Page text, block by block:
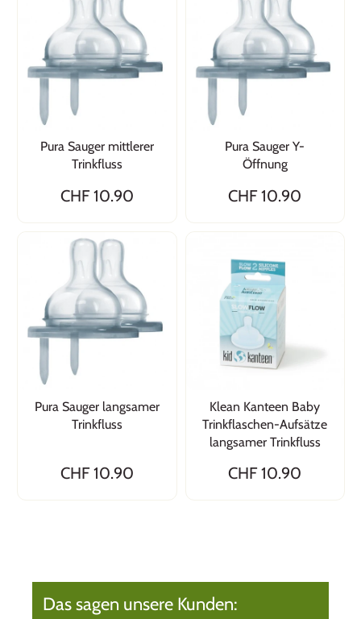
Pura Sauger mittlerer
Trinkfluss
CHF 10.90
Pura Sauger Y-
Öffnung
CHF 10.90
Pura Sauger langsamer
Trinkfluss
CHF 10.90
Klean Kanteen Baby
Trinkflaschen-Aufsätze
langsamer Trinkfluss
CHF 10.90
Das sagen unsere Kunden: